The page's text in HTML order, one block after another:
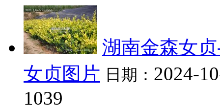
湖南金森女
女贞图片 日期： 2024-
1039